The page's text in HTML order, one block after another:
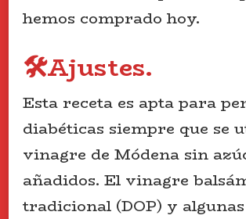
hemos comprado hoy.
🛠️Ajustes.
Esta receta es apta para
diabéticas siempre que se
vinagre de Módena sin
añadidos. El vinagre
tradicional (DOP) y